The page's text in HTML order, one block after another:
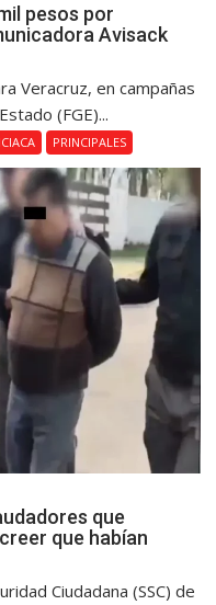
pesos por
Avisack
Veracruz, en campañas
(FGE)...
PRINCIPALES
que
que habían
Ciudadana (SSC) de